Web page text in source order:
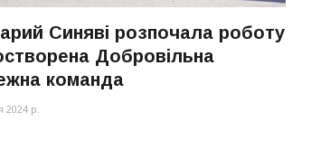
Синяві розпочала роботу
Добровільна
команда
2024 р.